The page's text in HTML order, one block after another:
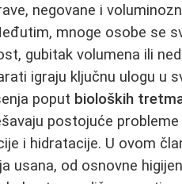
negovane i
mnoge osobe se
gubitak volumena ili
igraju ključnu ulogu u
poput bioloških
postojuće
i hidratacije. U ovom
usana, od osnovne